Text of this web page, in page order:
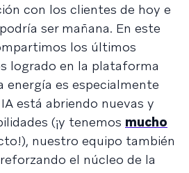
con los clientes de hoy e
ser mañana. En este
los últimos
logrado en la plataforma
energía es especialmente
está abriendo nuevas y
(¡y tenemos mucho
nuestro equipo también
el núcleo de la